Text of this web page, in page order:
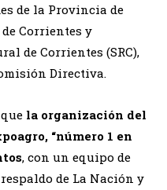
de la Provincia de
Corrientes y
de Corrientes (SRC),
Directiva.
la organización del
“número 1 en
, con un equipo de
de La Nación y